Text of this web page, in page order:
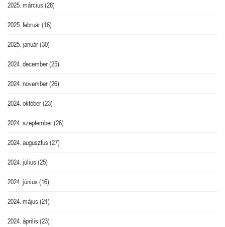
2025. március(28)
2025. február(16)
2025. január(30)
2024. december(25)
2024. november(26)
2024. október(23)
2024. szeptember(26)
2024. augusztus(27)
2024. július(25)
2024. június(16)
2024. május(21)
2024. április(23)